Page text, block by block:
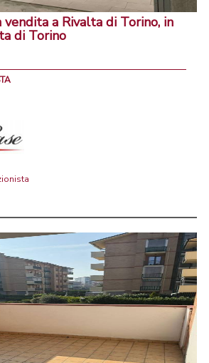
vendita a Rivalta di Torino, in
di Torino